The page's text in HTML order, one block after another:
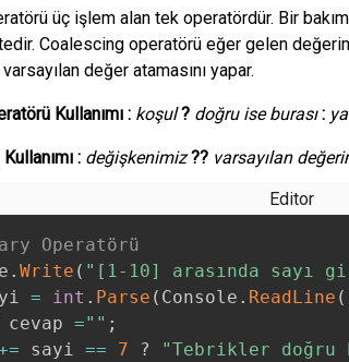
üç işlem alan tek operatördür. Bir
Coalescing operatörü eğer gelen
değer atamasını yapar.
Kullanımı : koşul ? doğru ise burası :
: değişkenimiz ?? varsayılan
Operatörü
. Write ( "[1-10] arasında sayı
= int . Parse ( Console . ReadLine (
cevap ="" ;
sayi == 7 ? "Tebrikler